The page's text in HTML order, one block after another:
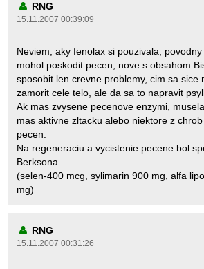
RNG
15.11.2007 00:39:09
Neviem, aky fenolax si pouzivala,
mohol poskodit pecen, nove s obsahom
sposobit len crevne problemy, cim sa sice
zamorit cele telo, ale da sa to napravit
Ak mas zvysene pecenove enzymi,
mas aktivne zltacku alebo niektore z
pecen.
Na regeneraciu a vycistenie pecene bol
Berksona.
(selen-400 mcg, sylimarin 900 mg, alfa
mg)
RNG
15.11.2007 00:31:26